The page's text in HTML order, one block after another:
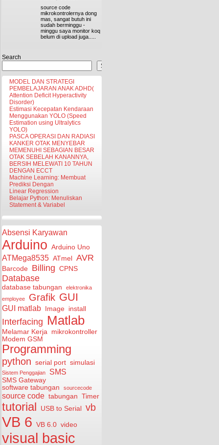
source code
mikrokontrolernya dong
mas, sangat butuh ini
sudah berminggu -
minggu saya monitor koq
belum di upload juga.....
Search
Search
MODEL DAN STRATEGI
PEMBELAJARAN ANAK ADHD(
Attention Deficit Hyperactivity
Disorder)
Estimasi Kecepatan Kendaraan
Menggunakan YOLO (Speed
Estimation using Ultralytics
YOLO)
PASCA OPERASI DAN RADIASI
KANKER OTAK MENYEBAR
MEMENUHI SEBAGIAN BESAR
OTAK SEBELAH KANANNYA,
BERSIH MELEWATI 10 TAHUN
DENGAN ECCT
Machine Learning: Membuat
Prediksi Dengan
Linear Regression
Belajar Python: Menuliskan
Statement & Variabel
Absensi Karyawan
Arduino Arduino Uno
ATMega8535 ATmel AVR
Barcode Billing CPNS
Database
database tabungan
elektronika
employee
Grafik GUI
GUI matlab Image install
Interfacing Matlab
Melamar Kerja mikrokontroller
Modem GSM
Programming
python serial port simulasi
Sistem Penggajian SMS
SMS Gateway
software tabungan
sourcecode
source code tabungan Timer
tutorial USB to Serial vb
VB 6 VB 6.0 video
visual basic